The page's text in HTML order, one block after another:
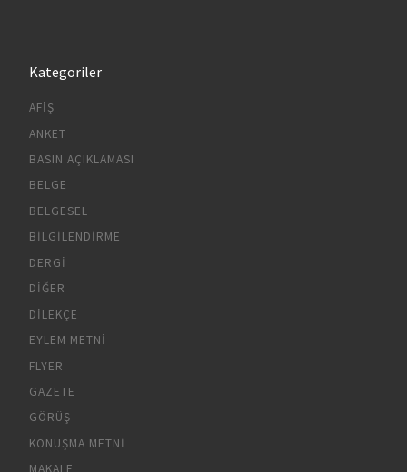
Kategoriler
AFIŞ
ANKET
BASIN AÇIKLAMASI
BELGE
BELGESEL
BILGILENDIRME
DERGI
DIĞER
DILEKÇE
EYLEM METNI
FLYER
GAZETE
GÖRÜŞ
KONUŞMA METNI